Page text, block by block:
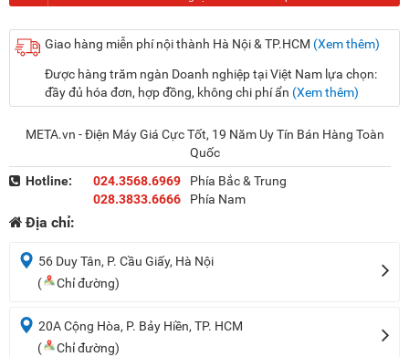
Giao hàng miễn phí nội thành Hà Nội & TP.HCM (Xem thêm)
Được hàng trăm ngàn Doanh nghiệp tại Việt Nam lựa chọn:
đầy đủ hóa đơn, hợp đồng, không chi phí ẩn (Xem thêm)
META.vn - Điện Máy Giá Cực Tốt, 19 Năm Uy Tín Bán Hàng Toàn
Quốc
Hotline:
024.3568.6969
Phía Bắc & Trung
028.3833.6666
Phía Nam
Địa chỉ:
56 Duy Tân, P. Cầu Giấy, Hà Nội
(
Chỉ đường)
20A Cộng Hòa, P. Bảy Hiền, TP. HCM
(
Chỉ đường)